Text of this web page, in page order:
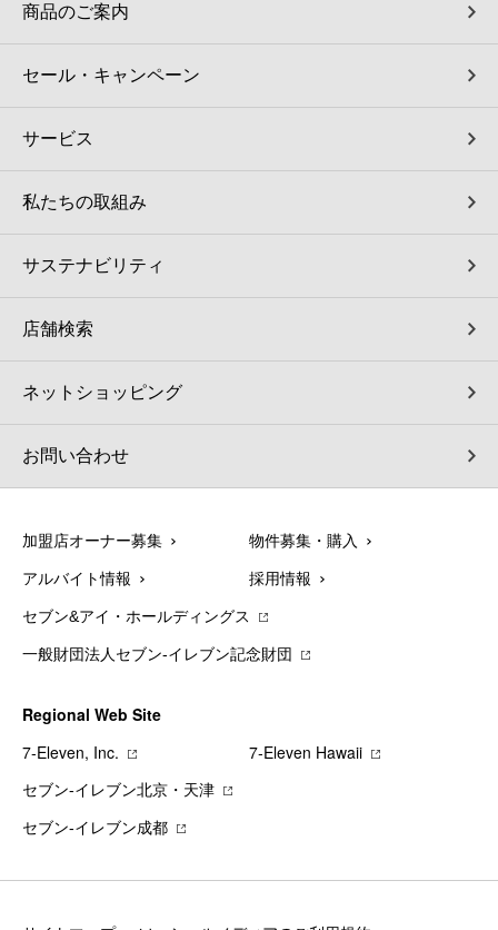
商品のご案内
セール・キャンペーン
サービス
私たちの取組み
サステナビリティ
店舗検索
ネットショッピング
お問い合わせ
加盟店オーナー募集 物件募集・購入
アルバイト情報 採用情報
セブン&アイ・ホールディングス
一般財団法人セブン-イレブン記念財団
Regional Web Site
7‐Eleven, Inc.
7‐Eleven Hawaii
セブン‐イレブン北京・天津
セブン‐イレブン成都